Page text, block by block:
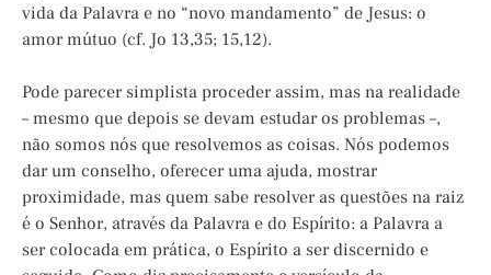
vida da Palavra e no “novo mandamento” de Jesus: o
amor mútuo (cf. Jo 13,35; 15,12).
Pode parecer simplista proceder assim, mas na realidade
– mesmo que depois se devam estudar os problemas –,
não somos nós que resolvemos as coisas. Nós podemos
dar um conselho, oferecer uma ajuda, mostrar
proximidade, mas quem sabe resolver as questões na raiz
é o Senhor, através da Palavra e do Espírito: a Palavra a
ser colocada em prática, o Espírito a ser discernido e